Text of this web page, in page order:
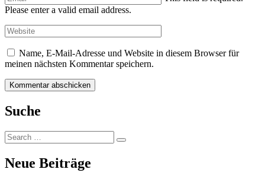
Please enter a valid email address.
Name, E-Mail-Adresse und Website in diesem Browser für
meinen nächsten Kommentar speichern.
Suche
Search
for:
Search
Neue Beiträge